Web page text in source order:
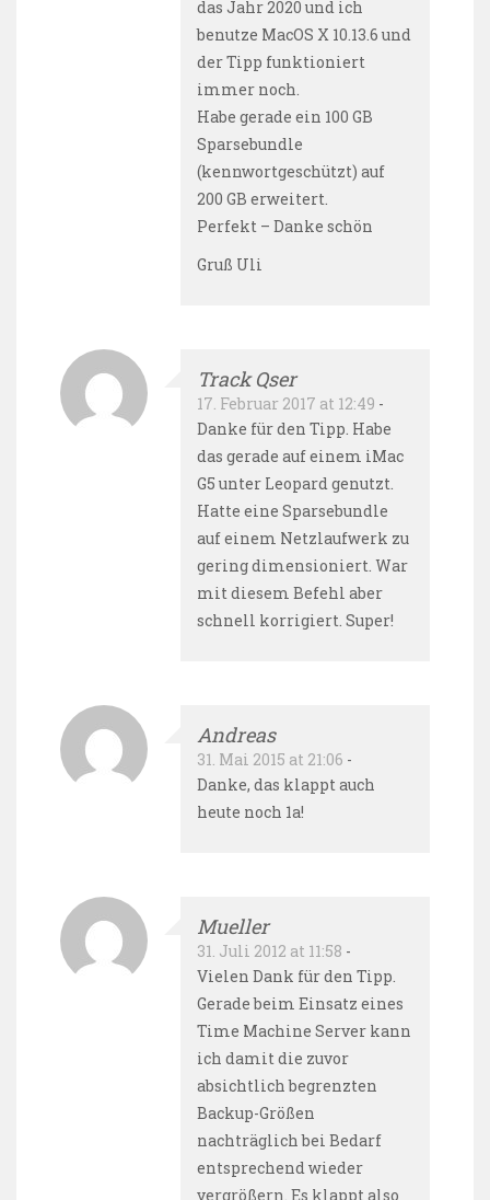
das Jahr 2020 und ich
benutze MacOS X 10.13.6 und
der Tipp funktioniert
immer noch.
Habe gerade ein 100 GB
Sparsebundle
(kennwortgeschützt) auf
200 GB erweitert.
Perfekt – Danke schön
Gruß Uli
Track Qser
17. Februar 2017 at 12:49 -
Danke für den Tipp. Habe
das gerade auf einem iMac
G5 unter Leopard genutzt.
Hatte eine Sparsebundle
auf einem Netzlaufwerk zu
gering dimensioniert. War
mit diesem Befehl aber
schnell korrigiert. Super!
Andreas
31. Mai 2015 at 21:06 -
Danke, das klappt auch
heute noch 1a!
Mueller
31. Juli 2012 at 11:58 -
Vielen Dank für den Tipp.
Gerade beim Einsatz eines
Time Machine Server kann
ich damit die zuvor
absichtlich begrenzten
Backup-Größen
nachträglich bei Bedarf
entsprechend wieder
vergrößern. Es klappt also